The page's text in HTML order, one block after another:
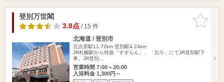
お気に入
りに追加
登別万世閣
3.8点/ 15 件
北海道 / 登別市
北吉原駅11.72km 登別駅4.24km
JR札幌駅から特急「すずらん」、「北斗」にてJR登別駅下
車。JR登別…
営業時間 7:00～20:00
入浴料金 1,300円～